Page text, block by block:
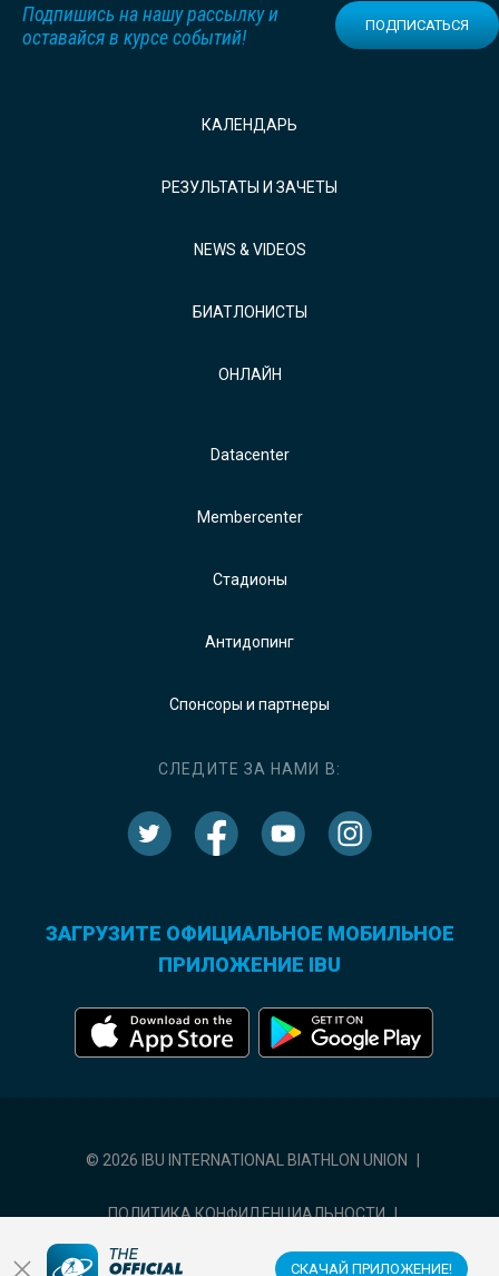
СКАЧАЙ ПРИЛОЖЕНИЕ!
Подпишись на нашу рассылку и
оставайся в курсе событий!
ПОДПИСАТЬСЯ
КАЛЕНДАРЬ
РЕЗУЛЬТАТЫ И ЗАЧЕТЫ
NEWS & VIDEOS
БИАТЛОНИСТЫ
ОНЛАЙН
Datacenter
Membercenter
Стадионы
Антидопинг
Спонсоры и партнеры
СЛЕДИТЕ ЗА НАМИ В:
ЗАГРУЗИТЕ ОФИЦИАЛЬНОЕ МОБИЛЬНОЕ
ПРИЛОЖЕНИЕ IBU
© 2026 IBU INTERNATIONAL BIATHLON UNION
ПОЛИТИКА КОНФИДЕНЦИАЛЬНОСТИ |
УСЛОВИЯ ИСПОЛЬЗОВАНИЯ НАСТРОЙКИ ФАЙЛОВ COOKIE